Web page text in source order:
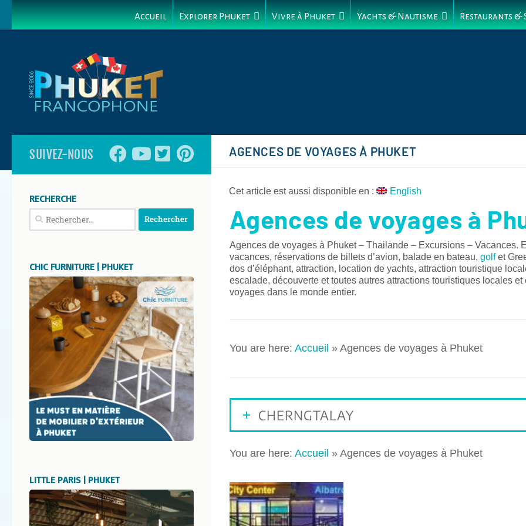
Accueil Explorer Phuket Vivre à Phuket Yachts & Nautisme Restaurants &
AGENCES DE VOYAGES À PHUKET
Cet article est aussi disponible en : English
Agences de voyages à
Agences de voyages à Phuket – Thailande – Excursions – Vacances.
vacances, réservations de billets d’avion, balade en bateau, golfet
dos d’éléphant, attraction, location de yachts, attraction touristique
escalade, découverte et toutes autres attractions touristiques locales et
voyages dans le monde entier.
You are here: Accueil » Agences de voyages à Phuket
CHERNGTALAY
You are here: Accueil » Agences de voyages à Phuket
SUIVEZ-NOUS
RECHERCHE
Rechercher :
CHIC FURNITURE | PHUKET
LITTLE PARIS | PHUKET